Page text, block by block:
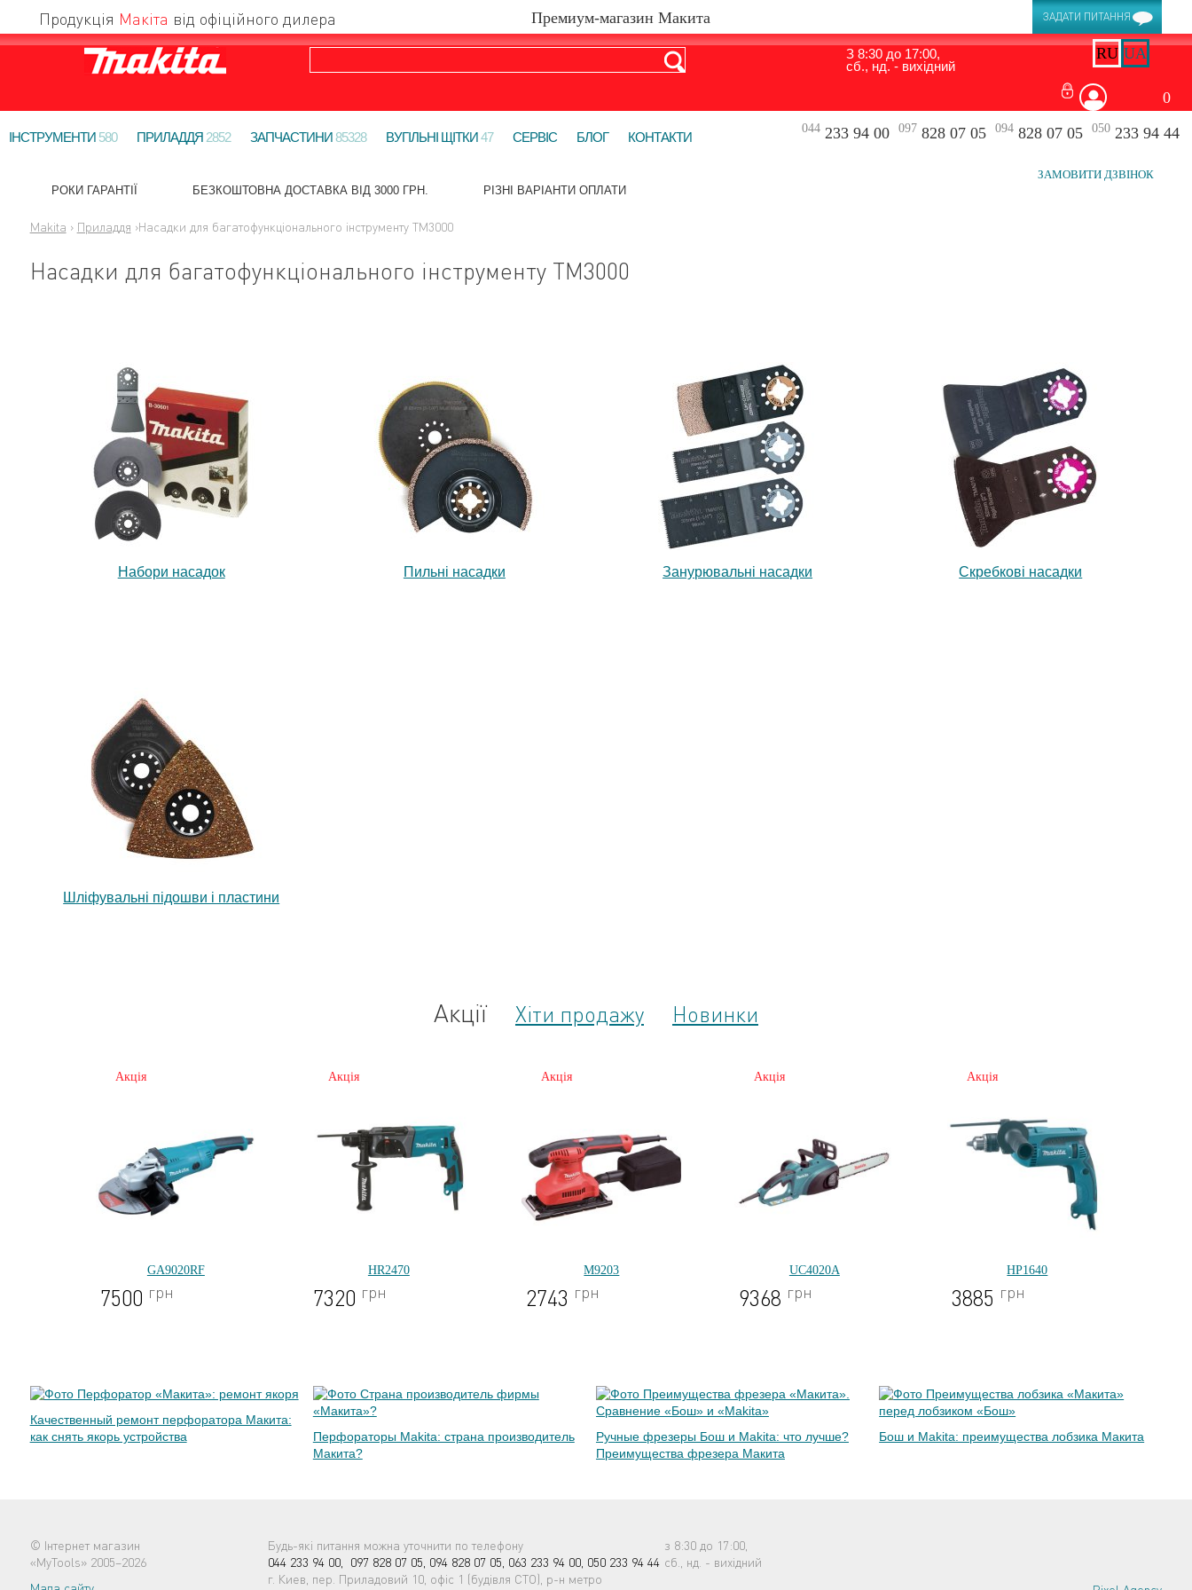
Продукція Макіта від офіційного дилера ЗАДАТИ ПИТАННЯ
RU UA
З 8:30 до 17:00,
сб., нд. - вихідний
0
ІНСТРУМЕНТИ 580 ПРИЛАДДЯ 2852 ЗАПЧАСТИНИ85328 ВУГІЛЬНІ ЩІТКИ47 СЕРВІС БЛОГ КОНТАКТИ
044 233 94 00 097 828 07 05 094 828 07 05 050 233 94 44
ЗАМОВИТИ ДЗВІНОК
РОКИ ГАРАНТІЇ
БЕЗКОШТОВНА ДОСТАВКА ВІД 3000 ГРН. РІЗНІ ВАРІАНТИ ОПЛАТИ
Makita › Приладдя ›Насадки для багатофункціонального інструменту TM3000
Насадки для багатофункціонального інструменту TM3000
Набори насадок Пильні насадки Занурювальні насадки Скребкові насадки
Шліфувальні підошви і пластини
Акції Хіти продажу Новинки
Акція
GA9020RF
7500 грн
Акція
HR2470
7320 грн
Акція
M9203
2743 грн
Акція
UC4020A
9368 грн
Акція
HP1640
3885 грн
Качественный ремонт перфоратора Макита:
как снять якорь устройства
Перфораторы Makita: страна производитель
Макита?
Ручные фрезеры Бош и Makita: что лучше?
Преимущества фрезера Макита
Бош и Makita: преимущества лобзика Макита
© Інтернет магазин
«MyTools» 2005–2026
Будь-які питання можна уточнити по телефону
044 233 94 00,
097 828 07 05, 094 828 07 05, 063 233 94 00, 050 233 94 44
г. Киев, пер. Приладовий 10, офіс 1 (будівля СТО), р-н метро
з 8:30 до 17:00,
сб., нд. - вихідний